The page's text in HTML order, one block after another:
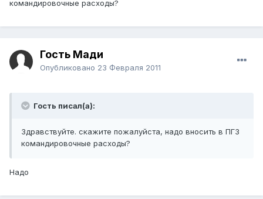
командировочные расходы?
Гость Мади
Опубликовано 23 Февраля 2011
Гость писал(а):
Здравствуйте. скажите пожалуйста, надо вносить в ПГЗ
командировочные расходы?
Надо